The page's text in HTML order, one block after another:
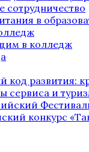
в
в колледж
код развития:
сервиса и
конкурс